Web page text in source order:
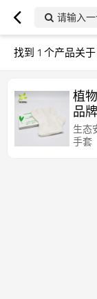
请输入
找到 1 个产品关于
植
品牌
生态
手套